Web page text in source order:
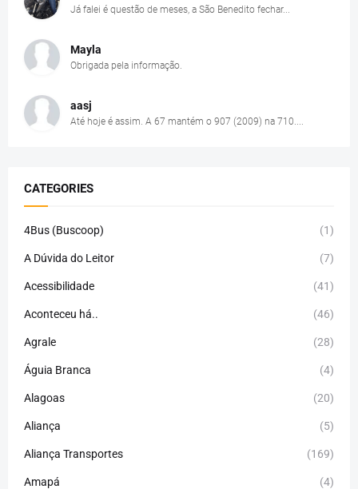
Já falei é questão de meses, a São Benedito fechar...
Mayla
Obrigada pela informação.
aasj
Até hoje é assim. A 67 mantém o 907 (2009) na 710....
CATEGORIES
4Bus (Buscoop) (1)
A Dúvida do Leitor (7)
Acessibilidade (41)
Aconteceu há.. (46)
Agrale (28)
Águia Branca (4)
Alagoas (20)
Aliança (5)
Aliança Transportes (169)
Amapá (4)